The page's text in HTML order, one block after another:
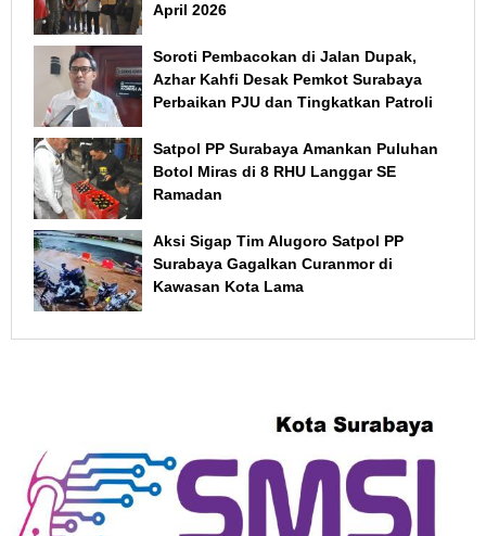
April 2026
Soroti Pembacokan di Jalan Dupak,
Azhar Kahfi Desak Pemkot Surabaya
Perbaikan PJU dan Tingkatkan Patroli
Satpol PP Surabaya Amankan Puluhan
Botol Miras di 8 RHU Langgar SE
Ramadan
Aksi Sigap Tim Alugoro Satpol PP
Surabaya Gagalkan Curanmor di
Kawasan Kota Lama